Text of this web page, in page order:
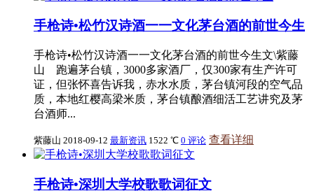
手枪诗•松竹汉诗酒一一文化茅台酒的前世今生
手枪诗•松竹汉诗酒一一文化茅台酒的前世今生文\紫藤
山 跑遍茅台镇，3000多家酒厂，仅300家有生产许可
证，但张怀喜告诉我，赤水水质，茅台镇河段的空气品
质，本地红樱高梁米质，茅台镇酿酒细活工艺讲究及茅
台酒师...
紫藤山 2018-09-12 最新资讯 1522 ℃ 0 评论 查看详细
手枪诗•深圳大学校歌歌词征文